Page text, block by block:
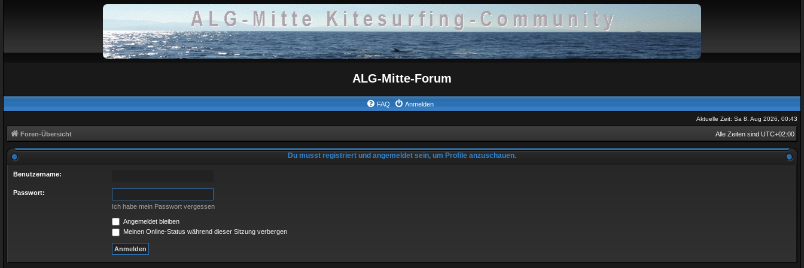
ALG-Mitte-Forum
FAQ Anmelden
Aktuelle Zeit: Sa 8. Aug 2026, 00:43
Foren-Übersicht Alle Zeiten sind UTC+02:00
Du musst registriert und angemeldet sein, um Profile anzuschauen.
Benutzername:
Passwort:
Ich habe mein Passwort vergessen
Angemeldet bleiben
Meinen Online-Status während dieser Sitzung verbergen